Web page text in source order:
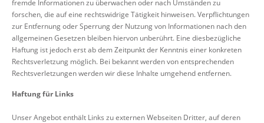
fremde Informationen zu überwachen oder nach Umständen zu
forschen, die auf eine rechtswidrige Tätigkeit hinweisen. Verpflichtungen
zur Entfernung oder Sperrung der Nutzung von Informationen nach den
allgemeinen Gesetzen bleiben hiervon unberührt. Eine diesbezügliche
Haftung ist jedoch erst ab dem Zeitpunkt der Kenntnis einer konkreten
Rechtsverletzung möglich. Bei bekannt werden von entsprechenden
Rechtsverletzungen werden wir diese Inhalte umgehend entfernen.
Haftung für Links
Unser Angebot enthält Links zu externen Webseiten Dritter, auf deren